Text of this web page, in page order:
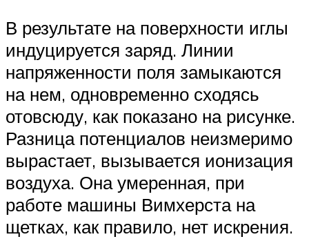
В результате на поверхности иглы
индуцируется заряд. Линии
напряженности поля замыкаются
на нем, одновременно сходясь
отовсюду, как показано на рисунке.
Разница потенциалов неизмеримо
вырастает, вызывается ионизация
воздуха. Она умеренная, при
работе машины Вимхерста на
щетках, как правило, нет искрения.